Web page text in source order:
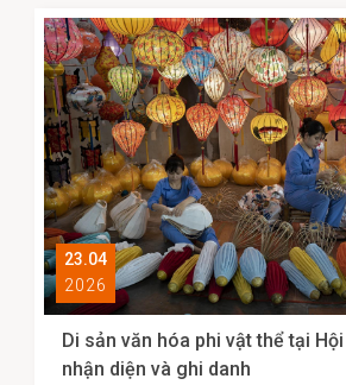
phản ánh sức hút đặc biệt của một đô
còn cho thấy hiệu quả của định
với phát huy giá trị văn hóa theo
vững.
23.04
2026
Di sản văn hóa phi vật thể tại
nhận diện và ghi danh